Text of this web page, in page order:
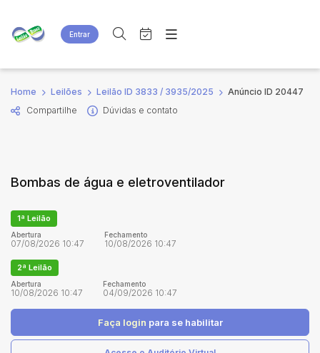
Entrar
Criar conta Entrar
Site
Agenda
Quem Somos
Busca por palavra-chave
Estados Cidade
Bairro
Judiciais
Faixa de valor
Quem Somos
Home Leilões Leilão ID 3833 / 3935/2025
Anúncio ID 20447
Compartilhe
Dúvidas e contato
Bombas de água e eletroventilador
1ª Leilão
Abertura
07/08/2026 10:47
Fechamento
10/08/2026 10:47
2ª Leilão
Abertura
10/08/2026 10:47
Fechamento
04/09/2026 10:47
Faça login para se habilitar